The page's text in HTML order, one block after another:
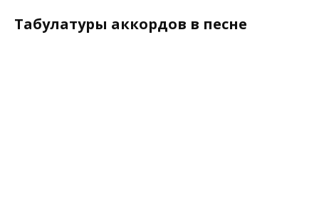
Табулатуры аккордов в песне